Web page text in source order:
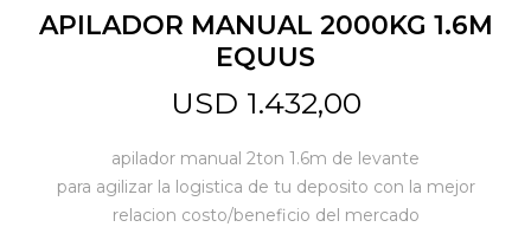
APILADOR MANUAL 2000KG 1.6M
EQUUS
USD 1.432,00
apilador manual 2ton 1.6m de levante
para agilizar la logistica de tu deposito con la mejor
relacion costo/beneficio del mercado
Jardín y Aire Libre